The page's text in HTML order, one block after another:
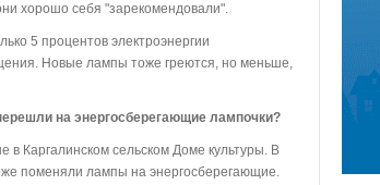
хорошо себя "зарекомендовали".
5 процентов электроэнергии
Новые лампы тоже греются, но меньше,
на энергосберегающие лампочки?
Каргалинском сельском Доме культуры. В
поменяли лампы на энергосберегающие.